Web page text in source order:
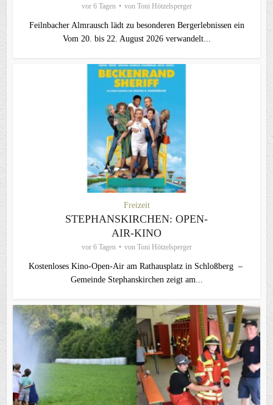
vor 6 Tagen von Toni Hötzelsperger
Feilnbacher Almrausch lädt zu besonderen Bergerlebnissen ein
Vom 20. bis 22. August 2026 verwandelt...
Freizeit
STEPHANSKIRCHEN: OPEN-
AIR-KINO
vor 6 Tagen von Toni Hötzelsperger
Kostenloses Kino-Open-Air am Rathausplatz in Schloßberg –
Gemeinde Stephanskirchen zeigt am...